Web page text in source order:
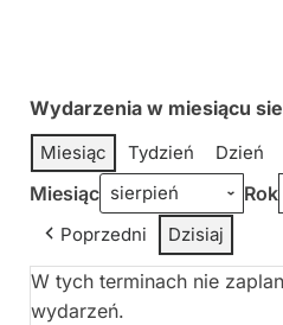
Wydarzenia w miesiącu
Miesiąc Tydzień Dzień
Miesiąc Rok
Poprzedni Dzisiaj
W tych terminach nie
wydarzeń.